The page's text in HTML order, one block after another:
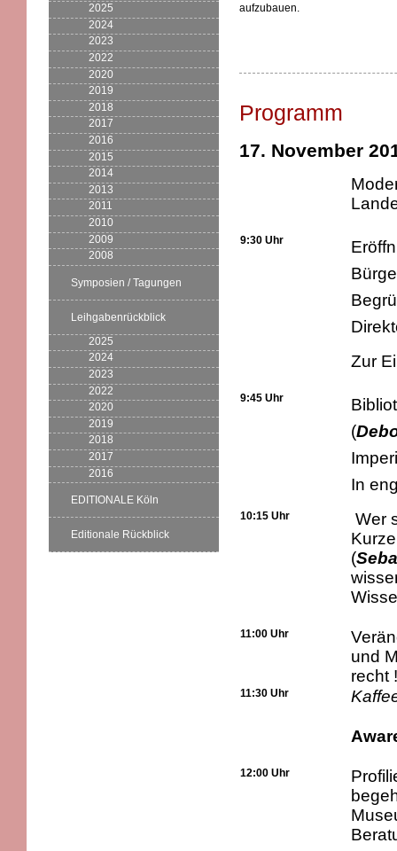
2025
2024
2023
2022
2020
2019
2018
2017
2016
2015
2014
2013
2011
2010
2009
2008
Symposien / Tagungen
Leihgabenrückblick
2025
2024
2023
2022
2020
2019
2018
2017
2016
EDITIONALE Köln
Editionale Rückblick
aufzubauen.
Programm
17. November
9:30 Uhr
Zur
9:45 Uhr
(
In
10:15 Uhr
Wer
(
11:00 Uhr
und
recht
11:30 Uhr
12:00 Uhr